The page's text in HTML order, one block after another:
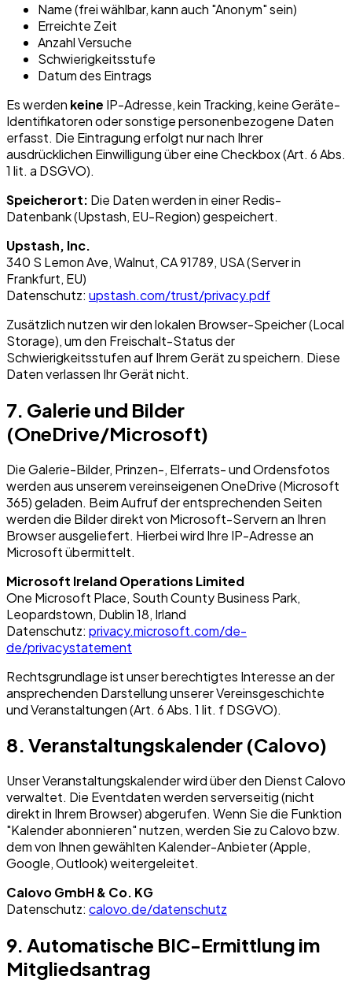
Name (frei wählbar, kann auch "Anonym" sein)
Erreichte Zeit
Anzahl Versuche
Schwierigkeitsstufe
Datum des Eintrags
Es werden keine IP-Adresse, kein Tracking, keine Geräte-
Identifikatoren oder sonstige personenbezogene Daten
erfasst. Die Eintragung erfolgt nur nach Ihrer
ausdrücklichen Einwilligung über eine Checkbox (Art. 6 Abs.
1 lit. a DSGVO).
Speicherort: Die Daten werden in einer Redis-
Datenbank (Upstash, EU-Region) gespeichert.
Upstash, Inc.
340 S Lemon Ave, Walnut, CA 91789, USA (Server in
Frankfurt, EU)
Datenschutz: upstash.com/trust/privacy.pdf
Zusätzlich nutzen wir den lokalen Browser-Speicher (Local
Storage), um den Freischalt-Status der
Schwierigkeitsstufen auf Ihrem Gerät zu speichern. Diese
Daten verlassen Ihr Gerät nicht.
7. Galerie und Bilder
(OneDrive/Microsoft)
Die Galerie-Bilder, Prinzen-, Elferrats- und Ordensfotos
werden aus unserem vereinseigenen OneDrive (Microsoft
365) geladen. Beim Aufruf der entsprechenden Seiten
werden die Bilder direkt von Microsoft-Servern an Ihren
Browser ausgeliefert. Hierbei wird Ihre IP-Adresse an
Microsoft übermittelt.
Microsoft Ireland Operations Limited
One Microsoft Place, South County Business Park,
Leopardstown, Dublin 18, Irland
Datenschutz: privacy.microsoft.com/de-
de/privacystatement
Rechtsgrundlage ist unser berechtigtes Interesse an der
ansprechenden Darstellung unserer Vereinsgeschichte
und Veranstaltungen (Art. 6 Abs. 1 lit. f DSGVO).
8. Veranstaltungskalender (Calovo)
Unser Veranstaltungskalender wird über den Dienst Calovo
verwaltet. Die Eventdaten werden serverseitig (nicht
direkt in Ihrem Browser) abgerufen. Wenn Sie die Funktion
"Kalender abonnieren" nutzen, werden Sie zu Calovo bzw.
dem von Ihnen gewählten Kalender-Anbieter (Apple,
Google, Outlook) weitergeleitet.
Calovo GmbH & Co. KG
Datenschutz: calovo.de/datenschutz
9. Automatische BIC-Ermittlung im
Mitgliedsantrag